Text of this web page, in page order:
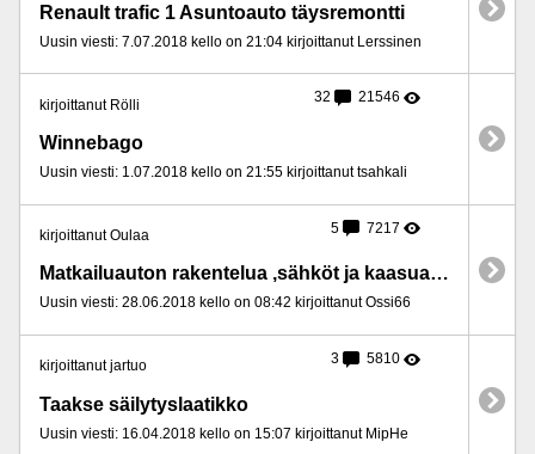
Renault trafic 1 Asuntoauto täysremontti
Uusin viesti: 7.07.2018 kello on 21:04 kirjoittanut Lerssinen
kirjoittanut Rölli 32 21546
Winnebago
Uusin viesti: 1.07.2018 kello on 21:55 kirjoittanut tsahkali
kirjoittanut Oulaa 5 7217
Matkailuauton rakentelua ,sähköt ja kaasuasennukset
Uusin viesti: 28.06.2018 kello on 08:42 kirjoittanut Ossi66
kirjoittanut jartuo 3 5810
Taakse säilytyslaatikko
Uusin viesti: 16.04.2018 kello on 15:07 kirjoittanut MipHe